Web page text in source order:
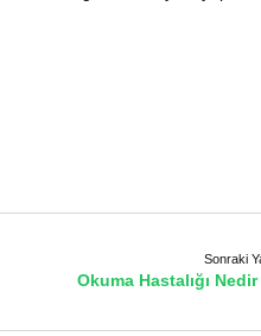
Sonraki
Okuma Hastalığı Nedir